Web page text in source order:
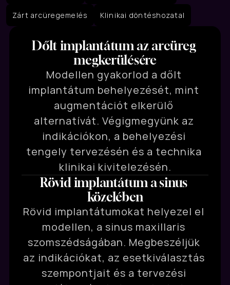
Zárt arcüregemelés Klinikai döntéshozatal
Dőlt implantátum az arcüreg
megkerülésére
Modellen gyakorlod a dőlt
implantátum behelyezését, mint
augmentációt elkerülő
alternatívát. Végigmegyünk az
indikációkon, a behelyezési
tengely tervezésén és a technika
klinikai kivitelezésén.
Rövid implantátum a sinus
közelében
Rövid implantátumokat helyezel el
modellen, a sinus maxillaris
szomszédságában. Megbeszéljük
az indikációkat, az esetkiválasztás
szempontjait és a tervezési